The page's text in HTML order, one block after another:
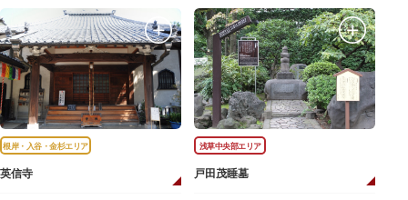
根岸・入谷・金杉エリア
英信寺
浅草中央部エリア
戸田茂睡墓